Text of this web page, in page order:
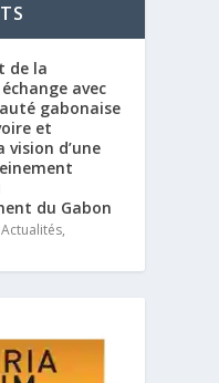
de la
avec
gabonaise
et
vision d’une
du Gabon
Actualités,